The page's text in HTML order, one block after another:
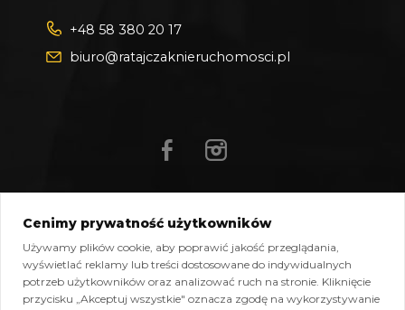
+48 58 380 20 17
biuro@ratajczaknieruchomosci.pl
Polityka cookies Kontakt
Copyright © 2026 Ratajczak Nieruchomości All Rights
Cenimy prywatność użytkowników
Używamy plików cookie, aby poprawić jakość przeglądania,
wyświetlać reklamy lub treści dostosowane do indywidualnych
potrzeb użytkowników oraz analizować ruch na stronie. Kliknięcie
przycisku „Akceptuj wszystkie" oznacza zgodę na wykorzystywanie